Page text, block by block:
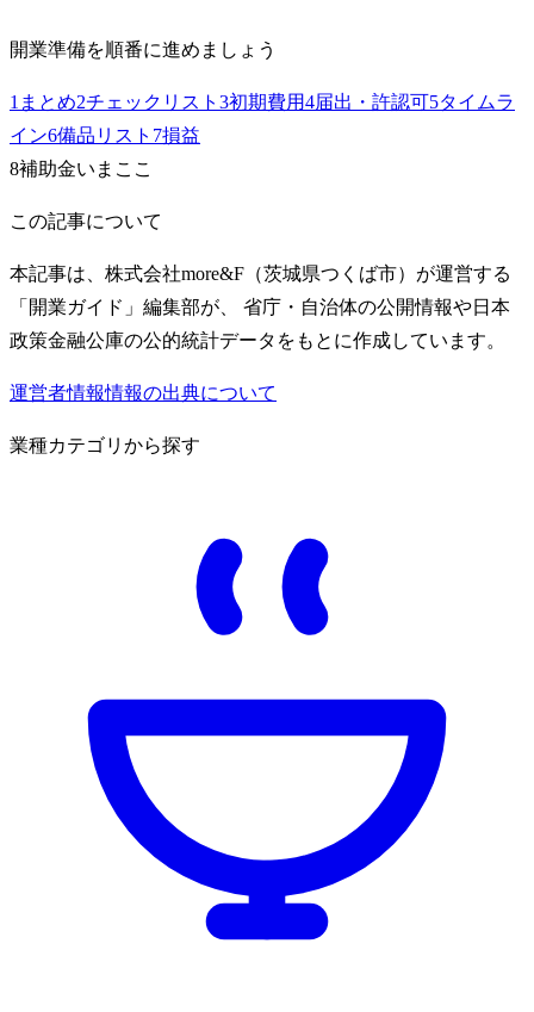
開業準備を順番に進めましょう
1 まとめ2チェックリスト 3初期費用4届出・許認可5タイムラ
イン6備品リスト 7損益
8補助金いまここ
この記事について
本記事は、株式会社more&F（茨城県つくば市）が運営する
「開業ガイド」編集部が、 省庁・自治体の公開情報や日本
政策金融公庫の公的統計データをもとに作成しています。
運営者情報情報の出典について
業種カテゴリから探す